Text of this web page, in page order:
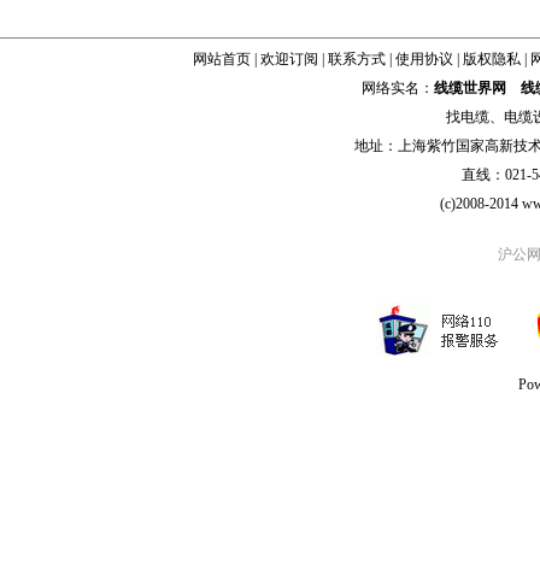
网站首页| 欢迎订阅 联系方式| 使用协议 版权隐私|
网络实名： 线缆世界网
线
找电缆、 电缆
地址：上海紫竹国家高新技
直线：021-
(c)2008-2014
沪公